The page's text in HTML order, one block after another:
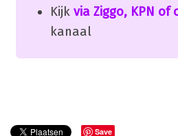
Kijk via Ziggo, KPN of
kanaal
Save